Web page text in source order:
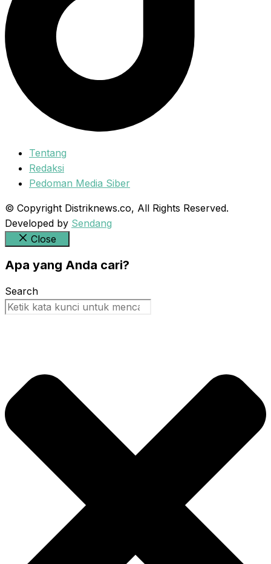
Tentang
Redaksi
Pedoman Media Siber
© Copyright Distriknews.co, All Rights Reserved.
Developed by Sendang
Close
Apa yang Anda cari?
Search